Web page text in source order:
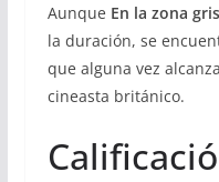
Aunque En la zona gris
la duración, se
que alguna vez
cineasta británico.